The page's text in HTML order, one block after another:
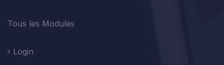
Tous les Modules
Login